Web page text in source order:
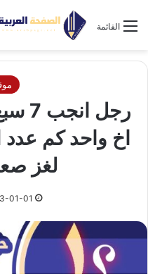
القائمة
رجل
اخ واحد كم عدد
لغز صعب
01-01